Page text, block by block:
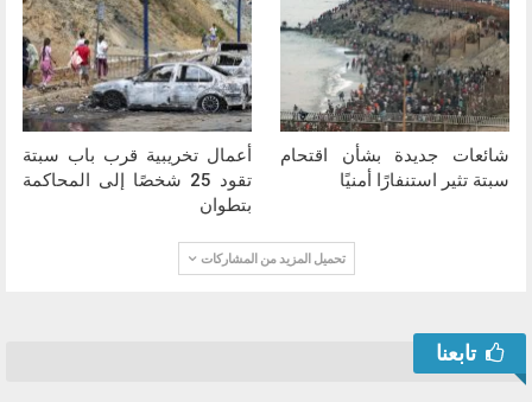
شائعات جديدة بشأن اقتحام
سبتة تثير استنفارًا أمنيًا
أعمال تخريبية قرب باب سبتة
تقود 25 شخصًا إلى المحاكمة
بتطوان
تحميل المزيد من المشاركات
تابعنا